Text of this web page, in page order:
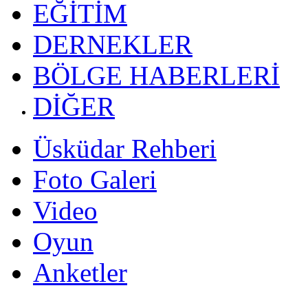
EĞİTİM
DERNEKLER
BÖLGE HABERLERİ
DİĞER
Üsküdar Rehberi
Foto Galeri
Video
Oyun
Anketler